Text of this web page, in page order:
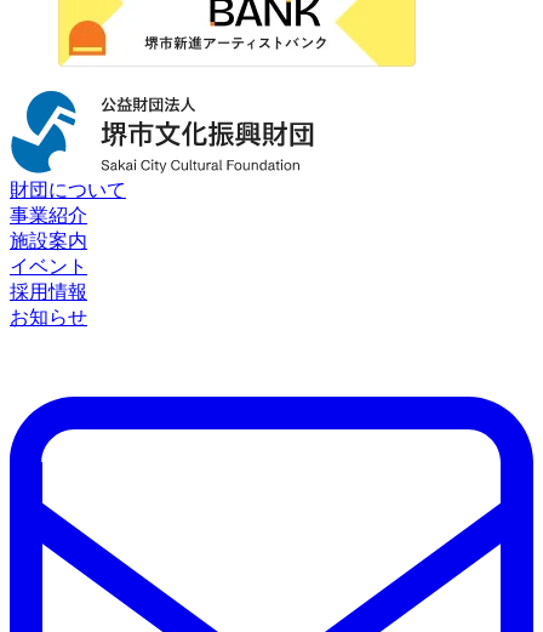
財団について
事業紹介
施設案内
イベント
採用情報
お知らせ